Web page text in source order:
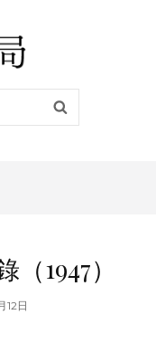
1947）
12日